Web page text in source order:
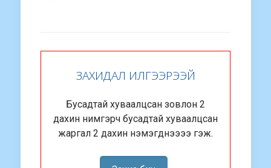
ЗАХИДАЛ ИЛГЭЭРЭЭЙ
Бусадтай хуваалцсан зовлон 2
дахин нимгэрч бусадтай хуваалцсан
жаргал 2 дахин нэмэгднээээ гэж.